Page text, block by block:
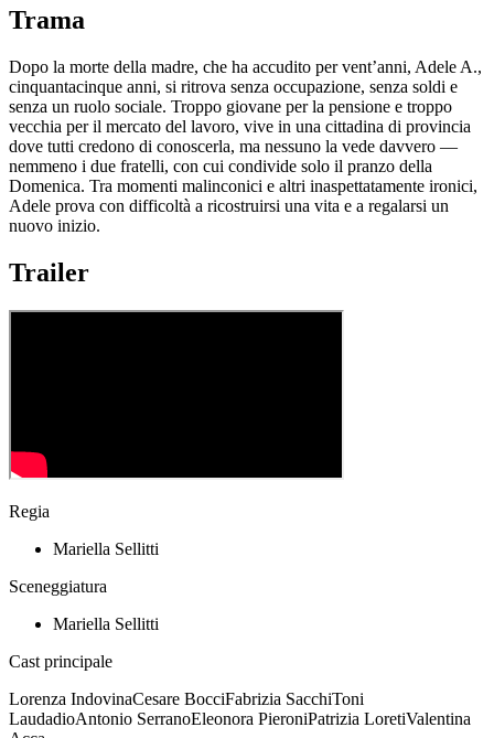
Trama
Dopo la morte della madre, che ha accudito per vent’anni, Adele A.,
cinquantacinque anni, si ritrova senza occupazione, senza soldi e
senza un ruolo sociale. Troppo giovane per la pensione e troppo
vecchia per il mercato del lavoro, vive in una cittadina di provincia
dove tutti credono di conoscerla, ma nessuno la vede davvero —
nemmeno i due fratelli, con cui condivide solo il pranzo della
Domenica. Tra momenti malinconici e altri inaspettatamente ironici,
Adele prova con difficoltà a ricostruirsi una vita e a regalarsi un
nuovo inizio.
Trailer
Regia
Mariella Sellitti
Sceneggiatura
Mariella Sellitti
Cast principale
Lorenza IndovinaCesare BocciFabrizia SacchiToni
LaudadioAntonio SerranoEleonora PieroniPatrizia LoretiValentina